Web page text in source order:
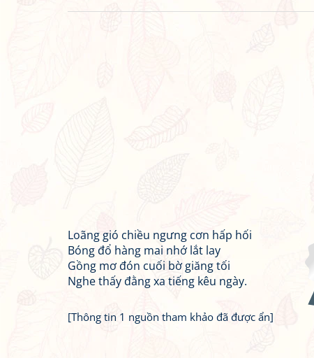
Loãng gió chiều ngưng cơn hấp hối
Bóng đổ hàng mai nhớ lắt lay
Gồng mơ đón cuối bờ giăng tối
Nghe thấy đằng xa tiếng kêu ngày.
[Thông tin 1 nguồn tham khảo đã được ẩn]